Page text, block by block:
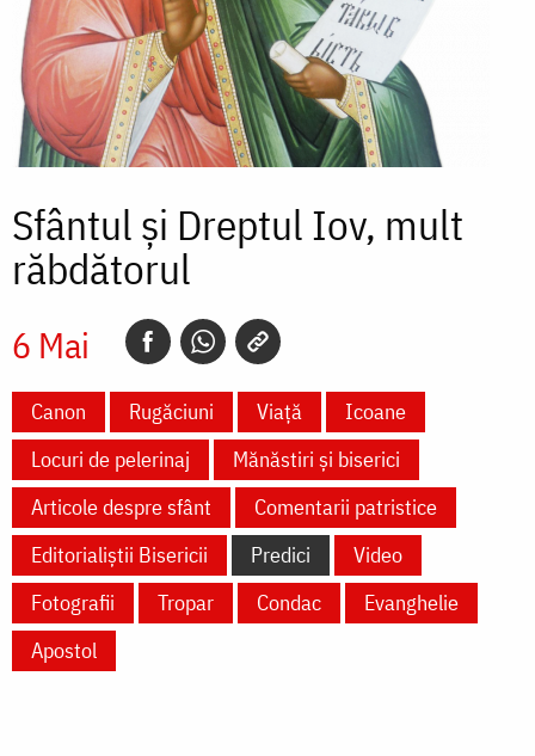
Sfântul și Dreptul Iov, mult
răbdătorul
6 Mai
Canon Rugăciuni Viață
Icoane
Locuri de pelerinaj
Mănăstiri și biserici
Articole despre sfânt
Comentarii patristice
Editorialiștii Bisericii
Predici
Video
Fotografii
Tropar Condac
Evanghelie
Apostol